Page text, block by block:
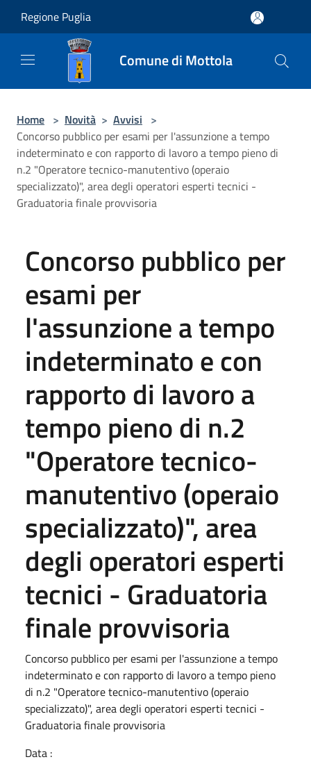
Regione Puglia
Comune di Mottola
Home > Novità > Avvisi >
Concorso pubblico per esami per l'assunzione a tempo
indeterminato e con rapporto di lavoro a tempo pieno di
n.2 "Operatore tecnico-manutentivo (operaio
specializzato)", area degli operatori esperti tecnici -
Graduatoria finale provvisoria
Concorso pubblico per
esami per
l'assunzione a tempo
indeterminato e con
rapporto di lavoro a
tempo pieno di n.2
"Operatore tecnico-
manutentivo (operaio
specializzato)", area
degli operatori esperti
tecnici - Graduatoria
finale provvisoria
Concorso pubblico per esami per l'assunzione a tempo
indeterminato e con rapporto di lavoro a tempo pieno
di n.2 "Operatore tecnico-manutentivo (operaio
specializzato)", area degli operatori esperti tecnici -
Graduatoria finale provvisoria
Data :